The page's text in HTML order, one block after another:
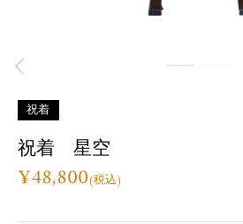
祝着
祝着 星空
¥48,800